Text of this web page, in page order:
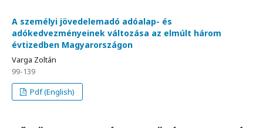
A személyi jövedelemadó adóalap- és
adókedvezményeinek változása az elmúlt három
évtizedben Magyarországon
Varga Zoltán
99-139
Pdf (English)